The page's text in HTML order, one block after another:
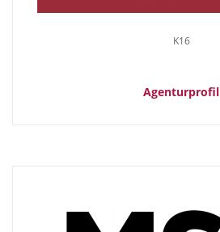
K16
Agenturprofil